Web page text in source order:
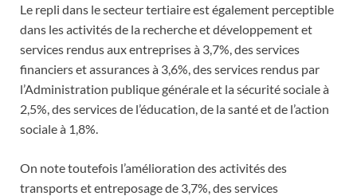
Le repli dans le secteur tertiaire est également perceptible
dans les activités de la recherche et développement et
services rendus aux entreprises à 3,7%, des services
financiers et assurances à 3,6%, des services rendus par
l’Administration publique générale et la sécurité sociale à
2,5%, des services de l’éducation, de la santé et de l’action
sociale à 1,8%.
On note toutefois l’amélioration des activités des
transports et entreposage de 3,7%, des services